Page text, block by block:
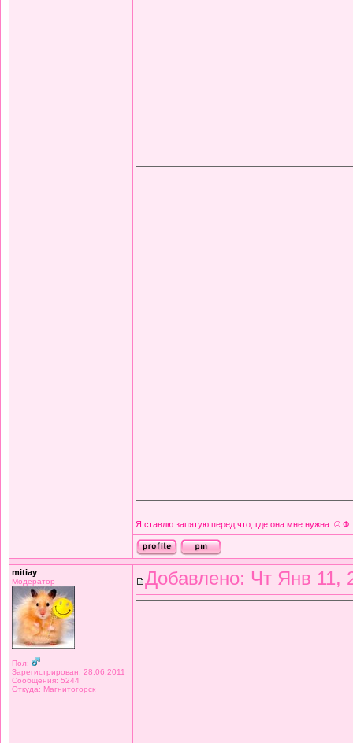
Я ставлю запятую перед что, где она мне нужна. ©
mitiay
Модератор
Пол:
Зарегистрирован: 28.06.2011
Сообщения: 5244
Откуда: Магнитогорск
Добавлено: Чт Янв 11,